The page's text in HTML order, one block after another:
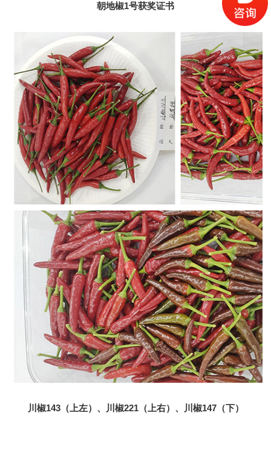
朝地椒1号获奖证书
川椒143（上左）、川椒221（上右）、川椒147（下）